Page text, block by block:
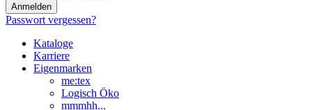
Anmelden
Passwort vergessen?
Kataloge
Karriere
Eigenmarken
me:tex
Logisch Öko
mmmhh...